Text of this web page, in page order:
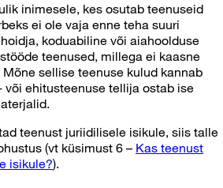
inimesele, kes osutab teenuseid
ei ole vaja enne teha suuri
koduabiline või aiahoolduse
teenused, millega ei kaasne
sellise teenuse kulud kannab
ehitusteenuse tellija ostab ise
teenust juriidilisele isikule, siis talle
(vt küsimust 6 – Kas teenust
isikule?).